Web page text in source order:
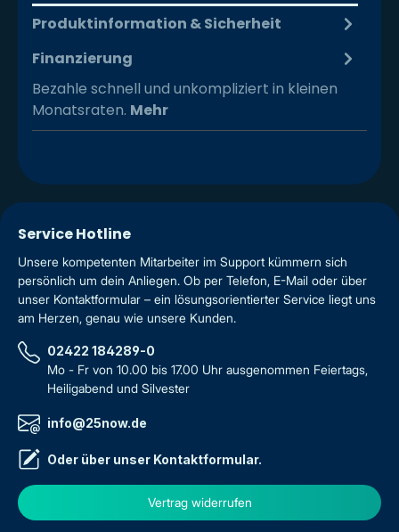
Produktinformation & Sicherheit
Finanzierung
Bezahle schnell und unkompliziert in kleinen
Monatsraten. Mehr
Service Hotline
Unsere kompetenten Mitarbeiter im Support kümmern sich
persönlich um dein Anliegen. Ob per Telefon, E-Mail oder über
unser Kontaktformular – ein lösungsorientierter Service liegt uns
am Herzen, genau wie unsere Kunden.
02422 184289-0
Mo - Fr von 10.00 bis 17.00 Uhr ausgenommen Feiertags,
Heiligabend und Silvester
info@25now.de
Oder über unser Kontaktformular.
Vertrag widerrufen